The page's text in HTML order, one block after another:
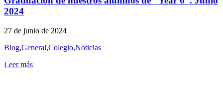
2024
27 de junio de 2024
Blog,General,Colegio,Noticias
Leer más